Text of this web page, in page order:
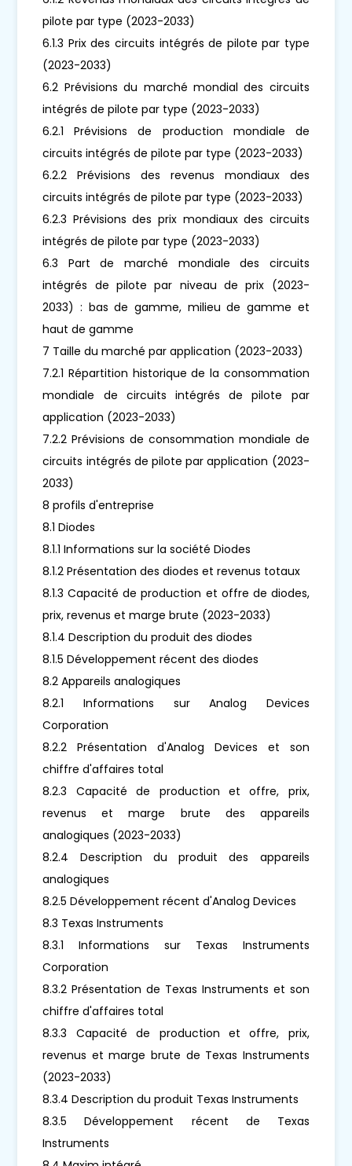
pilote par type (2023-2033)
6.1.3 Prix des circuits intégrés de pilote par type
(2023-2033)
6.2 Prévisions du marché mondial des circuits
intégrés de pilote par type (2023-2033)
6.2.1 Prévisions de production mondiale de
circuits intégrés de pilote par type (2023-2033)
6.2.2 Prévisions des revenus mondiaux des
circuits intégrés de pilote par type (2023-2033)
6.2.3 Prévisions des prix mondiaux des circuits
intégrés de pilote par type (2023-2033)
6.3 Part de marché mondiale des circuits
intégrés de pilote par niveau de prix (2023-
2033) : bas de gamme, milieu de gamme et
haut de gamme
7 Taille du marché par application (2023-2033)
7.2.1 Répartition historique de la consommation
mondiale de circuits intégrés de pilote par
application (2023-2033)
7.2.2 Prévisions de consommation mondiale de
circuits intégrés de pilote par application (2023-
2033)
8 profils d'entreprise
8.1 Diodes
8.1.1 Informations sur la société Diodes
8.1.2 Présentation des diodes et revenus totaux
8.1.3 Capacité de production et offre de diodes,
prix, revenus et marge brute (2023-2033)
8.1.4 Description du produit des diodes
8.1.5 Développement récent des diodes
8.2 Appareils analogiques
8.2.1 Informations sur Analog Devices
Corporation
8.2.2 Présentation d'Analog Devices et son
chiffre d'affaires total
8.2.3 Capacité de production et offre, prix,
revenus et marge brute des appareils
analogiques (2023-2033)
8.2.4 Description du produit des appareils
analogiques
8.2.5 Développement récent d'Analog Devices
8.3 Texas Instruments
8.3.1 Informations sur Texas Instruments
Corporation
8.3.2 Présentation de Texas Instruments et son
chiffre d'affaires total
8.3.3 Capacité de production et offre, prix,
revenus et marge brute de Texas Instruments
(2023-2033)
8.3.4 Description du produit Texas Instruments
8.3.5 Développement récent de Texas
Instruments